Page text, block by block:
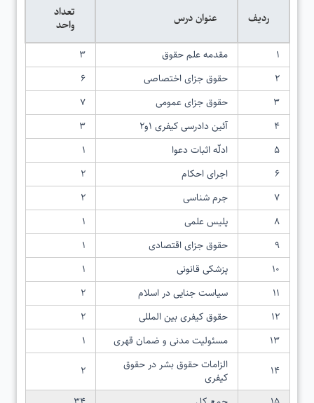
ردیف عنوان درس تعداد
واحد
۱ مقدمه علم حقوق
۳
۲
حقوق جزای اختصاصی
۶
۳
حقوق جزای عمومی
۷
۴
آئین دادرسی کیفری ۱و۲
۳
۵
ادلّه اثبات دعوا
۱
۶
اجرای احکام
۲
۷
جرم شناسی
۲
۸
پلیس علمی
۱
۹
حقوق جزای اقتصادی
۱
۱۰
پزشکی قانونی
۱
۱۱
سیاست جنایی در اسلام
۲
۱۲
حقوق کیفری بین المللی
۲
۱۳
مسئولیت مدنی و ضمان قهری
۱
۱۴
الزامات حقوق بشر در حقوق
کیفری
۲